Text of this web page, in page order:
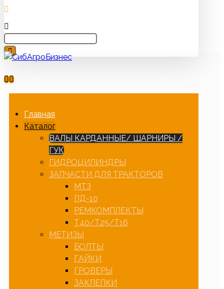
Главная
Каталог
ВАЛЫ КАРДАННЫЕ/ ШАРНИРЫ /
ГУК
ГИДРОЦИЛИНДРЫ
ЗАПЧАСТИ ДЛЯ ТРАКТОРОВ
МТЗ
ПД-10
РЕМКОМПЛЕКТЫ
Т40/Т25/Т16
МЕТИЗЫ
БОЛТЫ
ГАЙКИ
ГРОВЕРЫ
ЗАКЛЕПКИ